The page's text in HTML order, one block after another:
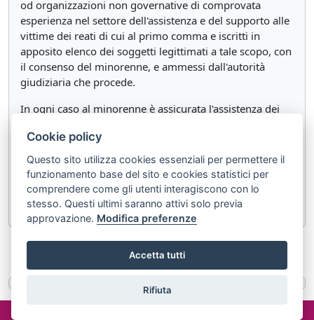
od organizzazioni non governative di comprovata
esperienza nel settore dell'assistenza e del supporto alle
vittime dei reati di cui al primo comma e iscritti in
apposito elenco dei soggetti legittimati a tale scopo, con
il consenso del minorenne, e ammessi dall'autorità
giudiziaria che procede.
In ogni caso al minorenne è assicurata l'assistenza dei
servizi istituiti dagli enti locali.
Dei servizi indicati nel terzo comma si avvale altresì
l'autorità giudiziaria in ogni stato e grado del
procedimento.
Articolo 609 novies Articolo 609 undecies
Cookie policy
Questo sito utilizza cookies essenziali per permettere il
funzionamento base del sito e cookies statistici per
comprendere come gli utenti interagiscono con lo
stesso. Questi ultimi saranno attivi solo previa
approvazione. Modifica preferenze
Accetta tutti
Rifiuta